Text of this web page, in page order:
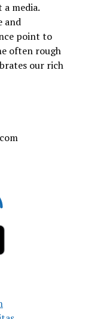
media.
and
point to
often rough
our rich